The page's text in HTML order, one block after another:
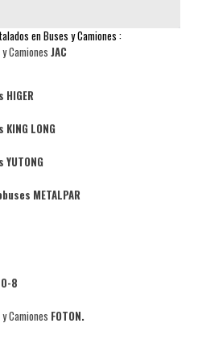
en Buses y Camiones :
CamionesJAC
HIGER
KING LONG
YUTONG
METALPAR
8
Camiones FOTON.